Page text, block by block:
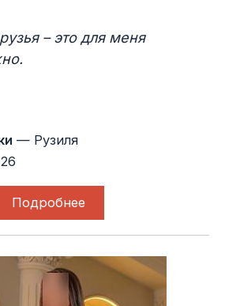
– это для меня
— Рузиля
Подробнее